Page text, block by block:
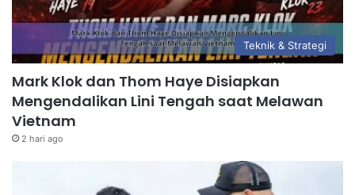
Teknik & Strategi
Mark Klok dan Thom Haye Disiapkan
Mengendalikan Lini Tengah saat Melawan
Vietnam
2 hari ago